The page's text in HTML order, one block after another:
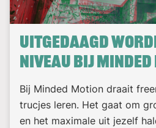
Uitgedaagd
niveau bij
Bij Minded Motion draait
trucjes leren. Het gaat om
en het maximale uit jezelf